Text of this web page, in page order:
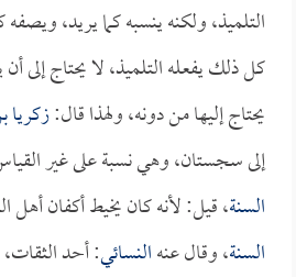
التلميذ، ولكنه ينسبه كما يريد، ويصفه
كل ذلك يفعله التلميذ، لا يحتاج إلى
يحتاج إليها من دونه، ولهذا قال:
إلى سجستان، وهي نسبة على غير
السنة، قيل: لأنه كان يخيط أكفان أهل
السنة، وقال عنهالنسائي: أحد